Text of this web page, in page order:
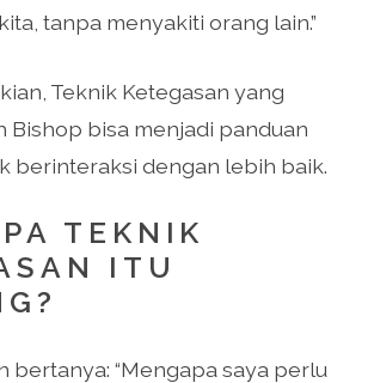
tanpa menyakiti orang lain.”
Teknik Ketegasan yang
Bishop bisa menjadi panduan
berinteraksi dengan lebih baik.
TEKNIK
ITU
bertanya: “Mengapa saya perlu